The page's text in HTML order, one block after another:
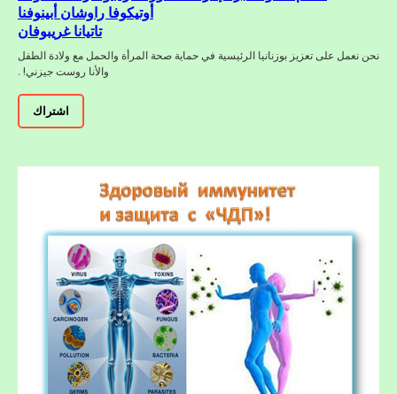
أوتيكوفا راوشان أبينوفنا
تاتيانا غريبوفان
نحن نعمل على تعزيز بوزنانيا الرئيسية في حماية صحة المرأة والحمل مع ولادة الطفل
والأنا روست جيزني! .
اشتراك